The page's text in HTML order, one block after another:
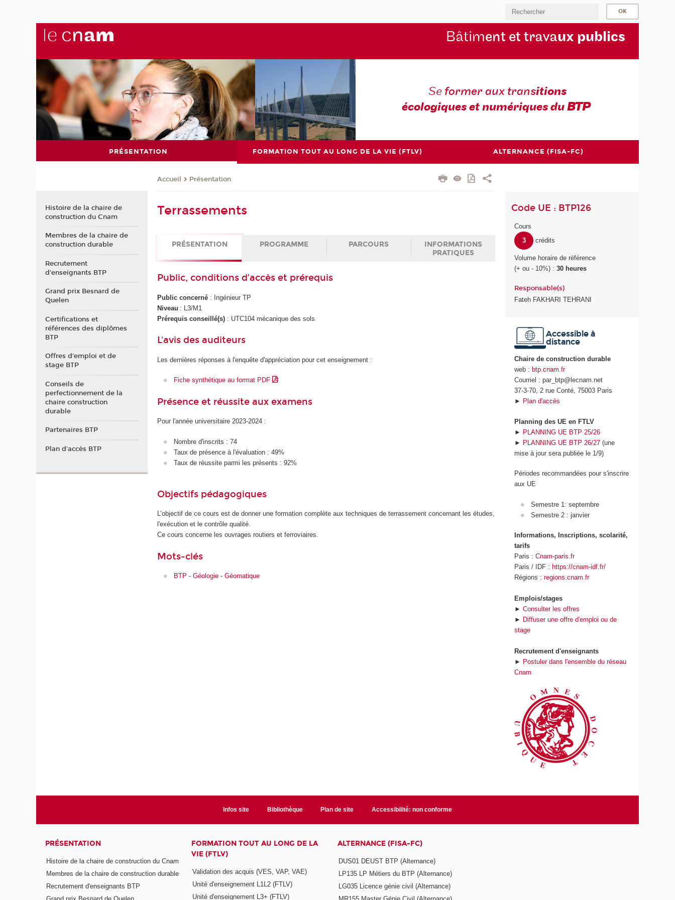
Bâtiment et travaux publics
Se former aux transitions
écologiques et numériques duBTP
PRÉSENTATION FORMATION TOUT AU LONG DE LA VIE (FTLV) ALTERNANCE (FISA-FC)
Accueil Présentation
Terrassements
PRÉSENTATION PROGRAMME PARCOURS
INFORMATIONS
PRATIQUES
Public, conditions d’accès et prérequis
Public concerné : Ingénieur TP
Niveau : L3/M1
Prérequis conseillé(s) : UTC104 mécanique des sols
L'avis des auditeurs
Les dernières réponses à l'enquête d'appréciation pour cet enseignement :
Fiche synthétique au format PDF
Présence et réussite aux examens
Pour l'année universitaire 2023-2024 :
Nombre d'inscrits : 74
Taux de présence à l'évaluation : 49%
Taux de réussite parmi les présents : 92%
Objectifs pédagogiques
L’objectif de ce cours est de donner une formation complète aux techniques de terrassement concernant les études,
l'exécution et le contrôle qualité.
Ce cours concerne les ouvrages routiers et ferroviaires.
Mots-clés
BTP - Géologie - Géomatique
Code UE : BTP126
Cours
3
crédits
Volume horaire de référence
(+ ou - 10%) :30 heures
Responsable(s)
Fateh FAKHARI TEHRANI
Accessible à
distance
Chaire de construction durable
web : btp.cnam.fr
Courriel : par_btp@lecnam.net
37-3-70, 2 rue Conté, 75003 Paris
► Plan d'accès
Planning des UE en FTLV
► PLANNING UE BTP 25/26
► PLANNING UE BTP 26/27 (une
mise à jour sera publiée le 1/9)
Périodes recommandées pour s'inscrire
aux UE
Semestre 1: septembre
Semestre 2 : janvier
Informations, Inscriptions, scolarité,
tarifs
Paris :Cnam-paris.fr
Paris / IDF : https://cnam-idf.fr/
Régions :regions.cnam.fr
Emplois/stages
►Consulter les offres
► Diffuser une offre d'emploi ou de
stage
Recrutement d'enseignants
► Postuler dans l'ensemble du réseau
Cnam
Histoire de la chaire de
construction du Cnam
Membres de la chaire de
construction durable
Recrutement
d'enseignants BTP
Grand prix Besnard de
Quelen
Certifications et
références des diplômes
BTP
Offres d'emploi et de
stage BTP
Conseils de
perfectionnement de la
chaire construction
durable
Partenaires BTP
Plan d'accès BTP
Infos site Bibliothèque Plan de site Accessibilité: non conforme
PRÉSENTATION
Histoire de la chaire de construction du Cnam
Membres de la chaire de construction durable
Recrutement d'enseignants BTP
FORMATION TOUT AU LONG DE LA
VIE (FTLV)
Validation des acquis (VES, VAP, VAE)
Unité d'enseignement L1L2 (FTLV)
Unité d'enseignement L3+ (FTLV)
ALTERNANCE (FISA-FC)
DUS01 DEUST BTP (Alternance)
LP135 LP Métiers du BTP (Alternance)
LG035 Licence génie civil (Alternance)